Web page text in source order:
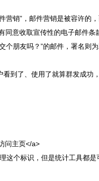
销”，邮件营销是被容许的
意收取宣传性的电子邮件
朋友吗？”的邮件，署名则
到了、使用了就算群发成功
问主页</a>
个标识，但是统计工具都